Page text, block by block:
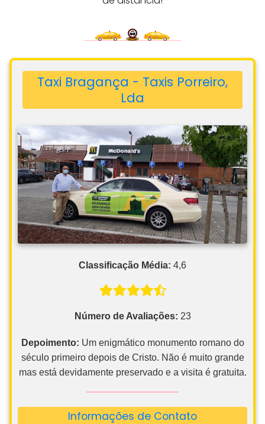
Taxi Bragança - Taxis Porreiro,
Lda
Classificação Média: 4,6
Número de Avaliações: 23
Depoimento: Um enigmático monumento romano do
século primeiro depois de Cristo. Não é muito grande
mas está devidamente preservado e a visita é gratuita.
Informações de Contato